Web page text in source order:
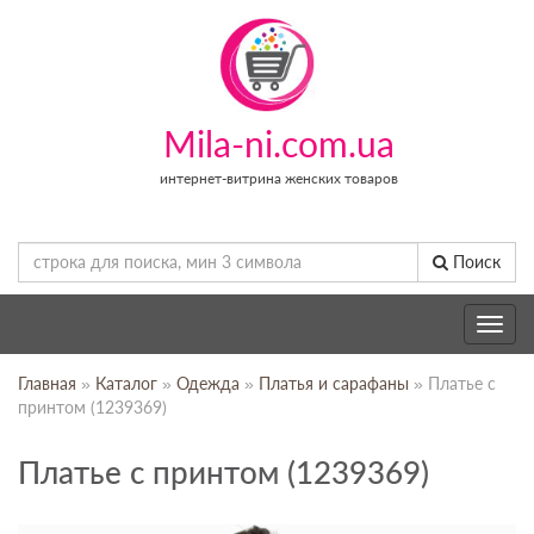
Mila-ni.com.ua
интернет-витрина женских товаров
Поиск
Toggle
Главная » Каталог » Одежда » Платья и сарафаны » Платье с
принтом (1239369)
Платье с принтом (1239369)